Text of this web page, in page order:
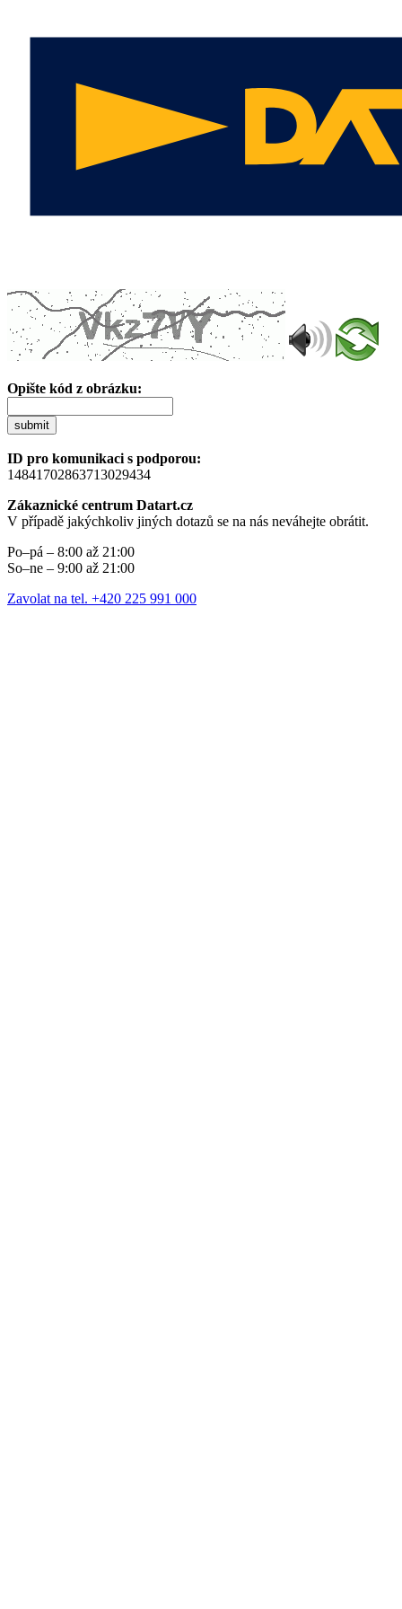
Opište kód z obrázku:
submit
ID pro komunikaci s podporou:
14841702863713029434
Zákaznické centrum Datart.cz
V případě jakýchkoliv jiných dotazů se na nás neváhejte obrátit.
Po–pá – 8:00 až 21:00
So–ne – 9:00 až 21:00
Zavolat na tel. +420 225 991 000